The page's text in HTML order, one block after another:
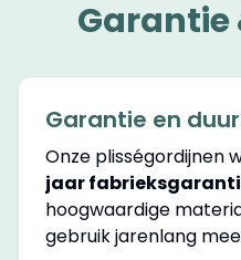
Garantie
Garantie en
Onze plisségordijnen
jaar
hoogwaardige
gebruik jarenlang